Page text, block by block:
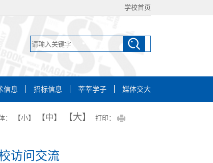
学校首页
信息 招标信息 莘莘学子 媒体交大
： 【小】 【中】 【大】 打印：
访问交流